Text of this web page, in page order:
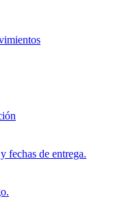
fechas de entrega.